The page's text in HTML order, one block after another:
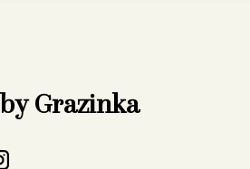
Grazinka